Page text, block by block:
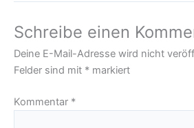
Schreibe einen
Deine E-Mail-Adresse wird nicht
Felder sind mit * markiert
Kommentar *